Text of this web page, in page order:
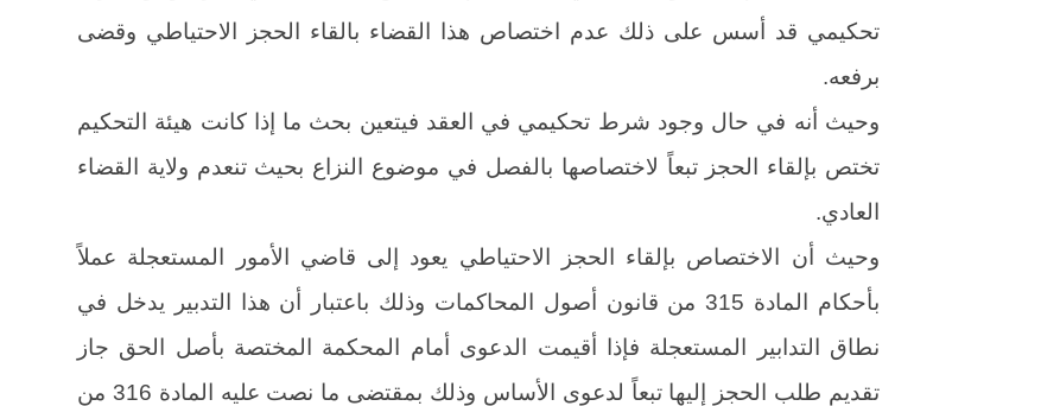
تحكيمي قد أسس على ذلك عدم اختصاص هذا القضاء بالقاء الحجز الاحتياطي وقضى
برفعه.
وحيث أنه في حال وجود شرط تحكيمي في العقد فيتعين بحث ما إذا كانت هيئة التحكيم
تختص بإلقاء الحجز تبعاً لاختصاصها بالفصل في موضوع النزاع بحيث تنعدم ولاية القضاء
العادي.
وحيث أن الاختصاص بإلقاء الحجز الاحتياطي يعود إلى قاضي الأمور المستعجلة عملاً
بأحكام المادة 315 من قانون أصول المحاكمات وذلك باعتبار أن هذا التدبير يدخل في
نطاق التدابير المستعجلة فإذا أقيمت الدعوى أمام المحكمة المختصة بأصل الحق جاز
تقديم طلب الحجز إليها تبعاً لدعوى الأساس وذلك بمقتضى ما نصت عليه المادة 316 من